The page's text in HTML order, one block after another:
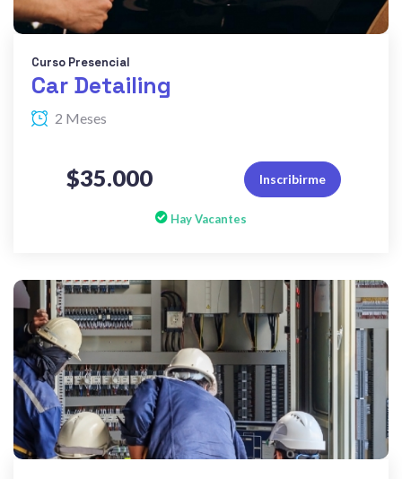
Curso Presencial
Car Detailing
2 Meses
$35.000 Inscribirme
Hay Vacantes